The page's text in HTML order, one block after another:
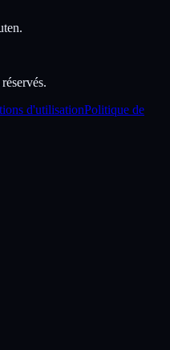
d'utilisationPolitique de